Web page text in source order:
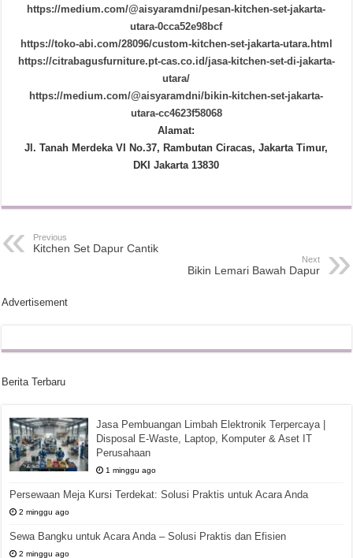
https://medium.com/@aisyaramdni/pesan-kitchen-set-jakarta-
utara-0cca52e98bcf
https://toko-abi.com/28096/custom-kitchen-set-jakarta-utara.html
https://citrabagusfurniture.pt-cas.co.id/jasa-kitchen-set-di-jakarta-
utara/
https://medium.com/@aisyaramdni/bikin-kitchen-set-jakarta-
utara-cc4623f58068
Alamat:
Jl. Tanah Merdeka VI No.37, Rambutan Ciracas, Jakarta Timur,
DKI Jakarta 13830
Previous
Kitchen Set Dapur Cantik
Next
Bikin Lemari Bawah Dapur
Advertisement
Berita Terbaru
Jasa Pembuangan Limbah Elektronik Terpercaya |
Disposal E-Waste, Laptop, Komputer & Aset IT
Perusahaan
1 minggu ago
Persewaan Meja Kursi Terdekat: Solusi Praktis untuk Acara Anda
2 minggu ago
Sewa Bangku untuk Acara Anda – Solusi Praktis dan Efisien
2 minggu ago